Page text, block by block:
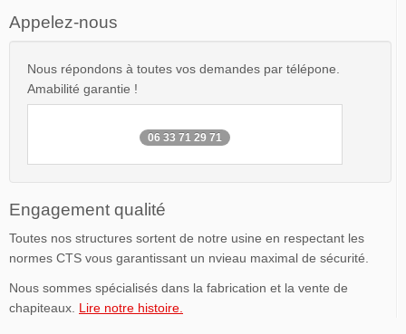
Appelez-nous
Nous répondons à toutes vos demandes par télépone.
Amabilité garantie !
06 33 71 29 71
Engagement qualité
Toutes nos structures sortent de notre usine en respectant les
normes CTS vous garantissant un nvieau maximal de sécurité.
Nous sommes spécialisés dans la fabrication et la vente de
chapiteaux. Lire notre histoire.